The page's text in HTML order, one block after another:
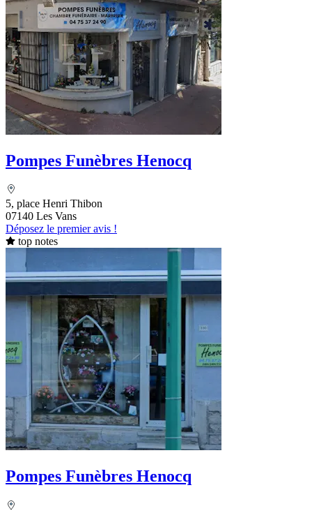
Pompes Funèbres Henocq
5, place Henri Thibon
07140 Les Vans
Déposez le premier avis !
top notes
Pompes Funèbres Henocq